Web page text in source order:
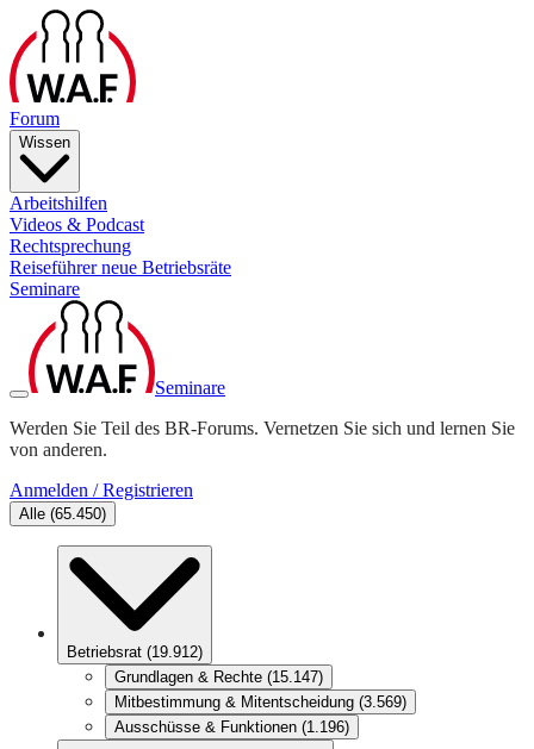
Forum
Wissen
Arbeitshilfen
Videos & Podcast
Rechtsprechung
Reiseführer neue Betriebsräte
Seminare
Seminare
Werden Sie Teil des BR-Forums. Vernetzen Sie sich und lernen Sie
von anderen.
Anmelden / Registrieren
Alle (65.450)
Betriebsrat (19.912)
Grundlagen & Rechte (15.147)
Mitbestimmung & Mitentscheidung (3.569)
Ausschüsse & Funktionen (1.196)